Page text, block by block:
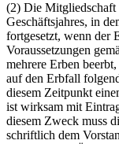
(2) Die Mitgliedschaft
Geschäftsjahres, in
fortgesetzt, wenn der
Voraussetzungen
mehrere Erben
auf den Erbfall
diesem Zeitpunkt
ist wirksam mit
diesem Zweck muss
schriftlich dem